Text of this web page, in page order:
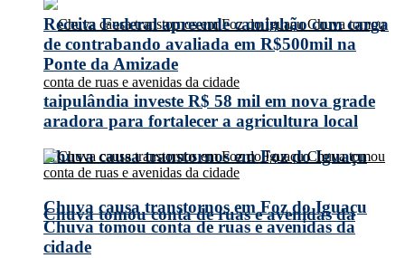
Chuva causa transtornos em Foz do Iguaçu
Chuva tomou conta de ruas e avenidas da
Receita Federal apreende caminhão com carga
de contrabando avaliada em R$500mil na
Ponte da Amizade
taipulândia investe R$ 58 mil em nova grade
aradora para fortalecer a agricultura local
Chuva causa transtornos em Foz do Iguaçu
Chuva tomou conta de ruas e avenidas da
cidade